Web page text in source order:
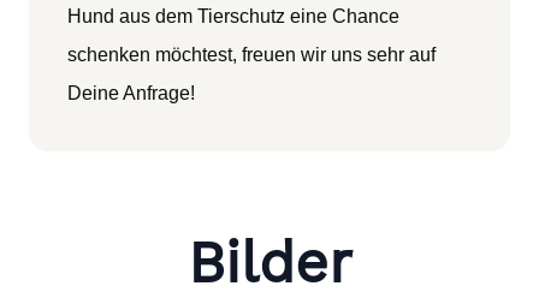
Hund aus dem Tierschutz eine Chance
schenken möchtest, freuen wir uns sehr auf
Deine Anfrage!
Bilder